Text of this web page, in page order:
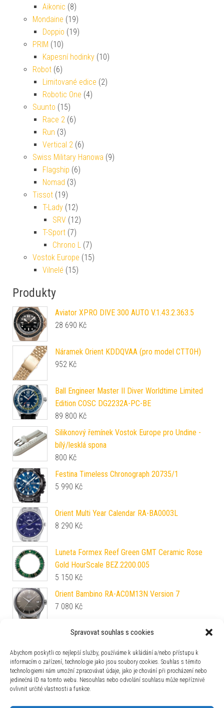
Spravovat souhlas s cookies
Abychom poskytli co nejlepší služby, používáme k ukládání a/nebo přístupu k
informacím o zařízení, technologie jako jsou soubory cookies. Souhlas s těmito
technologiemi nám umožní zpracovávat údaje, jako je chování při procházení nebo
jedinečná ID na tomto webu. Nesouhlas nebo odvolání souhlasu může nepříznivě
ovlivnit určité vlastnosti a funkce.
Aikonic (8)
Mondaine (19)
Doppio (19)
PRIM (10)
Kapesní hodinky (10)
Robot (6)
Limitované edice (2)
Robotic One (4)
Suunto (15)
Race 2 (6)
Run (3)
Vertical 2 (6)
Swiss Military Hanowa (9)
Flagship (6)
Nomad (3)
Tissot (19)
T-Lady (12)
SRV (12)
T-Sport (7)
Chrono L (7)
Vostok Europe (15)
Vilnelé (15)
Produkty
Aviator XPRO DIVE 300 AUTO V.1.43.2.363.5
28 690 Kč
Náramek Orient KDDQVAA (pro model CTT0H)
952 Kč
Ball Engineer Master II Diver Worldtime Limited
Edition COSC DG2232A-PC-BE
89 800 Kč
Silikonový řemínek Vostok Europe pro Undine -
bílý/lesklá spona
800 Kč
Festina Timeless Chronograph 20735/1
5 990 Kč
Orient Multi Year Calendar RA-BA0003L
8 290 Kč
Luneta Formex Reef Green GMT Ceramic Rose
Gold HourScale BEZ.2200.005
5 150 Kč
Orient Bambino RA-AC0M13N Version 7
7 080 Kč
Fortis Flieger F-39 Werk 7 Mission Black Limited
106 600Kč
Kožený řemínek Vostok Europe pro Rocket N-1 -
hnědý/bronzová spona